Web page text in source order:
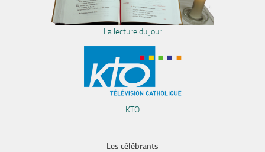
La lecture du jour
KTO
Les célébrants